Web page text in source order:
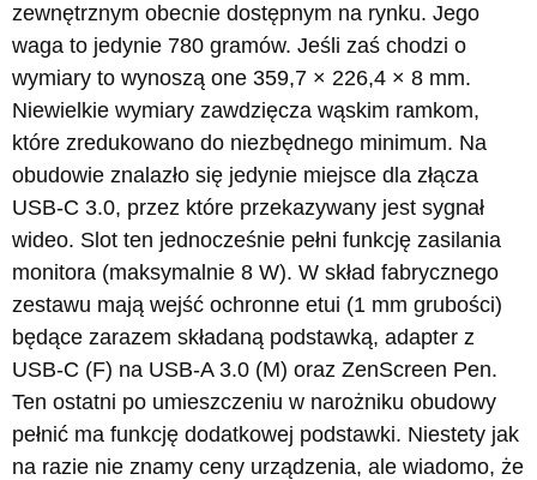
zewnętrznym obecnie dostępnym na rynku. Jego
waga to jedynie 780 gramów. Jeśli zaś chodzi o
wymiary to wynoszą one 359,7 × 226,4 × 8 mm.
Niewielkie wymiary zawdzięcza wąskim ramkom,
które zredukowano do niezbędnego minimum. Na
obudowie znalazło się jedynie miejsce dla złącza
USB-C 3.0, przez które przekazywany jest sygnał
wideo. Slot ten jednocześnie pełni funkcję zasilania
monitora (maksymalnie 8 W). W skład fabrycznego
zestawu mają wejść ochronne etui (1 mm grubości)
będące zarazem składaną podstawką, adapter z
USB-C (F) na USB-A 3.0 (M) oraz ZenScreen Pen.
Ten ostatni po umieszczeniu w narożniku obudowy
pełnić ma funkcję dodatkowej podstawki. Niestety jak
na razie nie znamy ceny urządzenia, ale wiadomo, że